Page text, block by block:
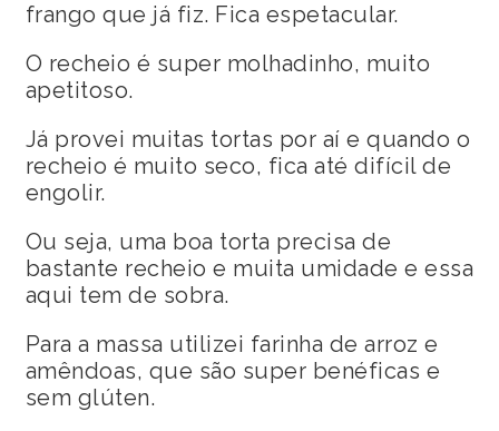
frango que já fiz. Fica espetacular.
O recheio é super molhadinho, muito
apetitoso.
Já provei muitas tortas por aí e quando o
recheio é muito seco, fica até difícil de
engolir.
Ou seja, uma boa torta precisa de
bastante recheio e muita umidade e essa
aqui tem de sobra.
Para a massa utilizei farinha de arroz e
amêndoas, que são super benéficas e
sem glúten.